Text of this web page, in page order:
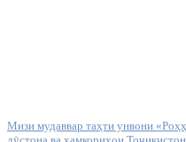
Мизи мудаввар таҳти унвони